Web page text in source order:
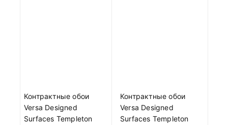
Контрактные обои
Versa Designed
Surfaces Templeton
Контрактные обои
Versa Designed
Surfaces Templeton